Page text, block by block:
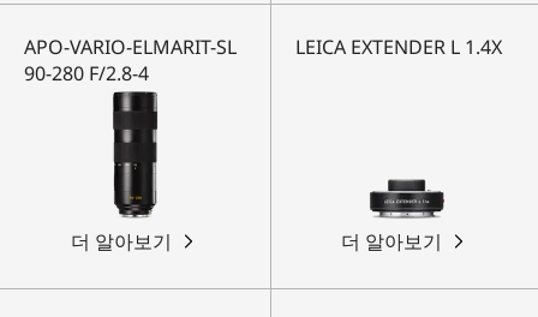
APO-VARIO-ELMARIT-SL
90-280 F/2.8-4
더 알아보기
LEICA EXTENDER L 1.4X
더 알아보기